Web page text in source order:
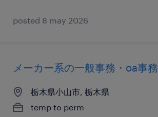
posted 8 may 2026
メーカー系の一般事務・oa事務
栃木県小山市, 栃木県
temp to perm